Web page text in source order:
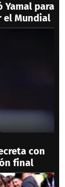
Yamal para
el Mundial
con
final